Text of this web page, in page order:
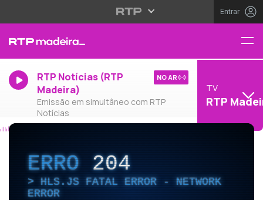
Entrar
RTP Notícias (RTP
Madeira)
Emissão em simultâneo com RTP
Notícias
NO AR
TV
RTP
ERRO204
HLS.JS FATAL ERROR - NETWORK
ERROR